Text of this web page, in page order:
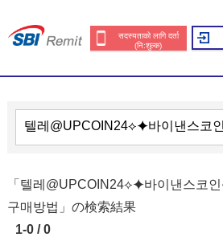
सदस्यताको लागि दर्ता
(नि:शुल्क)
「텔레@UPCOIN24⟡⯌바이낸스코
구매방법」の検索結果
1-0 / 0